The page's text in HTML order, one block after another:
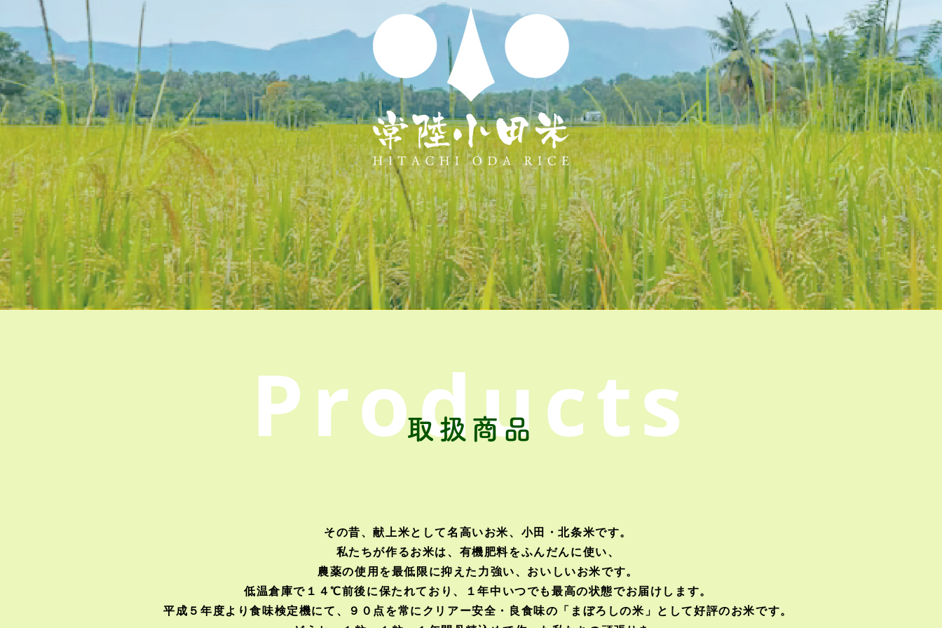
Products
取扱商品
その昔、献上米として名高いお米、小田・北条米です。
私たちが作るお米は、有機肥料をふんだんに使い、
農薬の使用を最低限に抑えた力強い、おいしいお米です。
低温倉庫で１４℃前後に保たれており、１年中いつでも最高の状態でお届けします。
平成５年度より食味検定機にて、９０点を常にクリアー安全・良食味の「まぼろしの米」として好評のお米です。